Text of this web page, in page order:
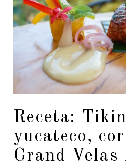
Receta:
yucateco,
Grand Velas